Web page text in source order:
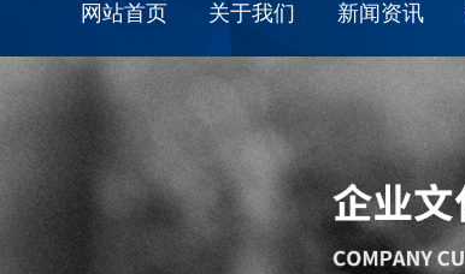
网站首页 关于我们 新闻资讯